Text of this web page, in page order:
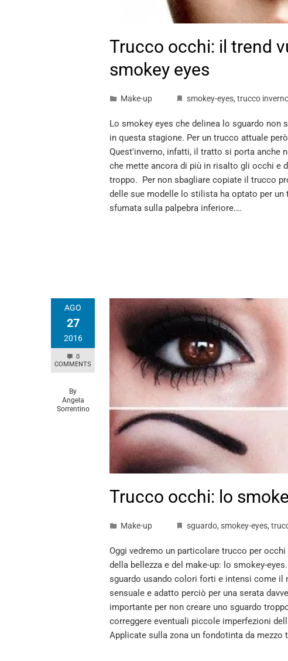
Trucco occhi: il trend
smokey eyes
Make-up smokey-eyes, trucco
Lo smokey eyes che delinea lo sguardo non
in questa stagione. Per un trucco attuale
Quest'inverno, infatti, il tratto si porta anche
che mette ancora di più in risalto gli occhi e
troppo. Per non sbagliare copiate il trucco
delle sue modelle lo stilista ha optato per
sfumata sulla palpebra inferiore.…
AGO
27
2016
0
COMMENTS
By
Angela
Sorrentino
Trucco occhi: lo
Make-up sguardo, smokey-eyes,
Oggi vedremo un particolare trucco per
della bellezza e del make-up: lo smokey-
sguardo usando colori forti e intensi come il
sensuale e adatto perciò per una serata
importante per non creare uno sguardo
correggere eventuali piccole imperfezioni
Applicate sulla zona un fondotinta da mezzo